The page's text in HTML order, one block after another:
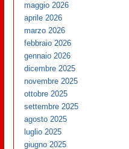
maggio 2026
aprile 2026
marzo 2026
febbraio 2026
gennaio 2026
dicembre 2025
novembre 2025
ottobre 2025
settembre 2025
agosto 2025
luglio 2025
giugno 2025